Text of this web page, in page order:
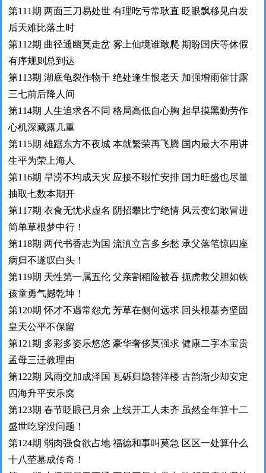
第111期 两面三刀易处世 有理吃亏常耿直 眨眼飘移见白发
后天难比落土时
第112期 曲径通幽莫走岔 雾上仙境谁敢爬 期盼国庆等休假
有序规则总到达
第113期 湖底龟裂作物干 绝处逢生恨老天 加强增雨催甘露
三七前后降人间
第114期 人生追求各不同 格局高低自心胸 起早摸黑勤劳作
心机深藏露几重
第115期 雄踞东方不夜城 本就繁荣再飞腾 国内最大不用讲
生平为荣上海人
第116期 旱涝不均成天灾 应接不暇忙安排 国力旺盛也尽量
抽取七数本期开
第117期 衣食无忧求虚名 阴招攀比宁绝情 风云变幻敢冒进
简单草根梦中行！
第118期 两代书香志为国 流滇立言多乡愁 承父落笔惊四座
病归不遂叹白头！
第119期 天性第一属五伦 父亲割稻险被吞 扼虎救父胆如铁
孩童勇气撼乾坤！
第120期 怀才不遇常怨尤 芳草在侧何远求 回头根基夯坚固
皇天公平不保留
第121期 多彩多姿乐悠悠 豪华奢侈莫强求 健康二字本宝贵
孟母三迁教理由
第122期 风雨交加成泽国 瓦砾归隐替洋楼 古韵渐少却安定
四海升平安乐窝
第123期 春节眨眼已月余 上线开工人未齐 虽然全年算十二
盛世吃穿没问题！
第124期 弱肉强食欲占地 福德和事叫莫急 区区一处算什么
十八茔墓成传奇！